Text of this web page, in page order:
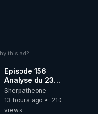
this ad?
Episode 156
Analyse du 23
février 2025 Elon
Musk : Houston ,
on a un problème
Sherpatheone
13 hours ago
210
views